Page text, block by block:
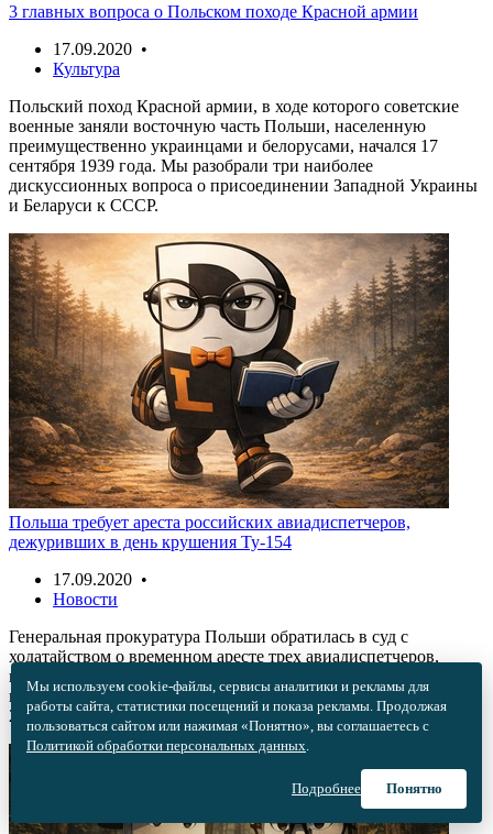
3 главных вопроса о Польском походе Красной армии
17.09.2020 •
Культура
Польский поход Красной армии, в ходе которого советские
военные заняли восточную часть Польши, населенную
преимущественно украинцами и белорусами, начался 17
сентября 1939 года. Мы разобрали три наиболее
дискуссионных вопроса о присоединении Западной Украины
и Беларуси к СССР.
Польша требует ареста российских авиадиспетчеров,
дежуривших в день крушения Ту-154
17.09.2020 •
Новости
Генеральная прокуратура Польши обратилась в суд с
ходатайством о временном аресте трех авиадиспетчеров,
которые работали на аэродроме Смоленск — Северный в день
крушения самолета президента Леха Качиньского 10 апреля
2010 года.
Мы используем cookie-файлы, сервисы аналитики и рекламы для
работы сайта, статистики посещений и показа рекламы. Продолжая
пользоваться сайтом или нажимая «Понятно», вы соглашаетесь с
Политикой обработки персональных данных.
Подробнее Понятно